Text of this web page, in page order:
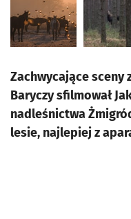
Zachwycające
Baryczy sfilmował
nadleśnictwa
lesie, najlepiej z